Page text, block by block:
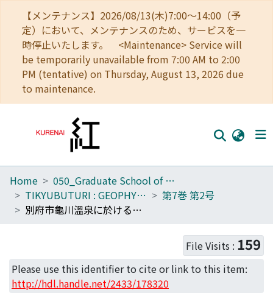
【メンテナンス】2026/08/13(木)7:00～14:00（予
定）において、メンテナンスのため、サービスを一
時停止いたします。 <Maintenance> Service will
be temporarily unavailable from 7:00 AM to 2:00
PM (tentative) on Thursday, August 13, 2026 due
to maintenance.
Home
Communities
Access Statistics
Home
050_Graduate School of Science
TIKYUBUTURI : GEOPHYSICS
第7巻 第2号
別府市龜川溫泉に於けるCl', SO_4'', HCO_3'分布に就いて
File Visits : 159
Please use this identifier to cite or link to this item:
http://hdl.handle.net/2433/178320